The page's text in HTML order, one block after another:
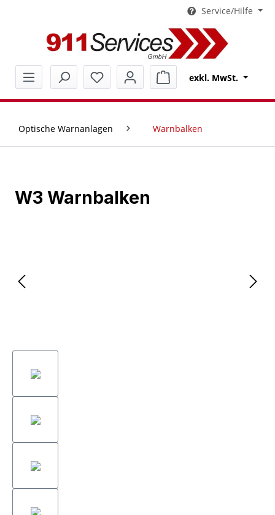
Service/Hilfe
Warenkorb enthält 0
exkl. MwSt.
Optische Warnanlagen Warnbalken
W3 Warnbalken